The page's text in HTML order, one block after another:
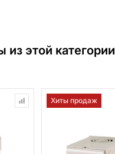
из этой категории
Хиты продаж